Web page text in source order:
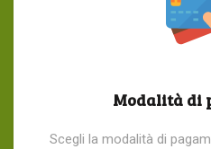
Modalità di
Scegli la modalità di